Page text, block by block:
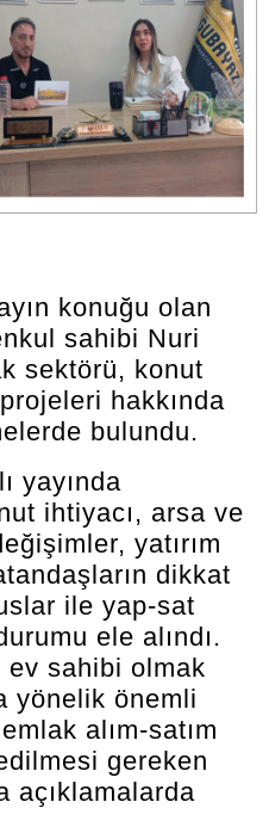
konuğu olan
sahibi Nuri
sektörü, konut
hakkında
bulundu.
yayında
ihtiyacı, arsa ve
yatırım
dikkat
ile yap-sat
ele alındı.
ev sahibi olmak
yönelik önemli
alım-satım
gereken
açıklamalarda